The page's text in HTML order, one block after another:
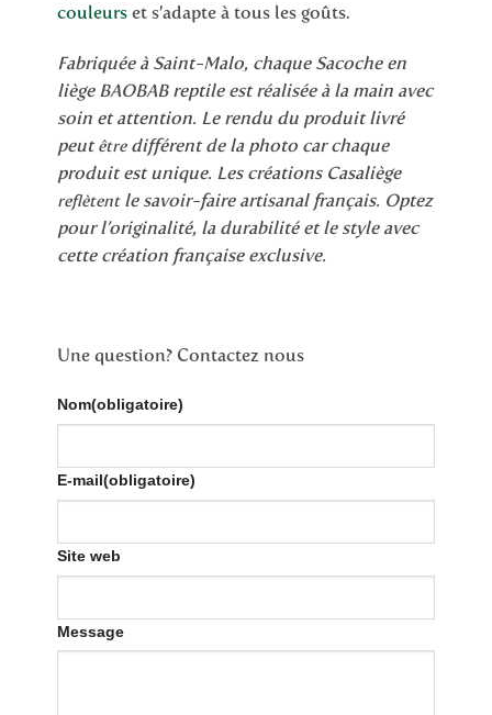
couleurset s’adapte à tous les goûts.
Fabriquée à Saint-Malo, chaque Sacoche en
liège BAOBAB reptile est réalisée à la main avec
soin et attention. Le rendu du produit livré
peutêtredifférent de la photo car chaque
produit est unique. Les créations Casaliège
reflètentle savoir-faire artisanal français. Optez
pour l’originalité, la durabilité et le style avec
cette création française exclusive.
Une question? Contactez nous
Nom(obligatoire)
E-mail(obligatoire)
Site web
Message